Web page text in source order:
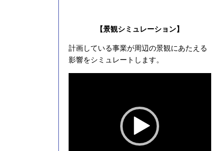
【景観シミュレーション】
計画している事業が周辺の景観にあたえる
影響をシミュレートします。